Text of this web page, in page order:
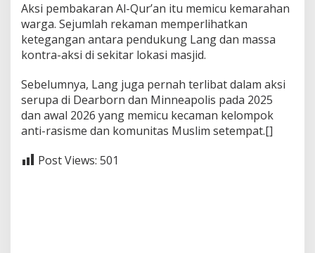
Aksi pembakaran Al-Qur’an itu memicu kemarahan
warga. Sejumlah rekaman memperlihatkan
ketegangan antara pendukung Lang dan massa
kontra-aksi di sekitar lokasi masjid.
Sebelumnya, Lang juga pernah terlibat dalam aksi
serupa di Dearborn dan Minneapolis pada 2025
dan awal 2026 yang memicu kecaman kelompok
anti-rasisme dan komunitas Muslim setempat.[]
Post Views: 501